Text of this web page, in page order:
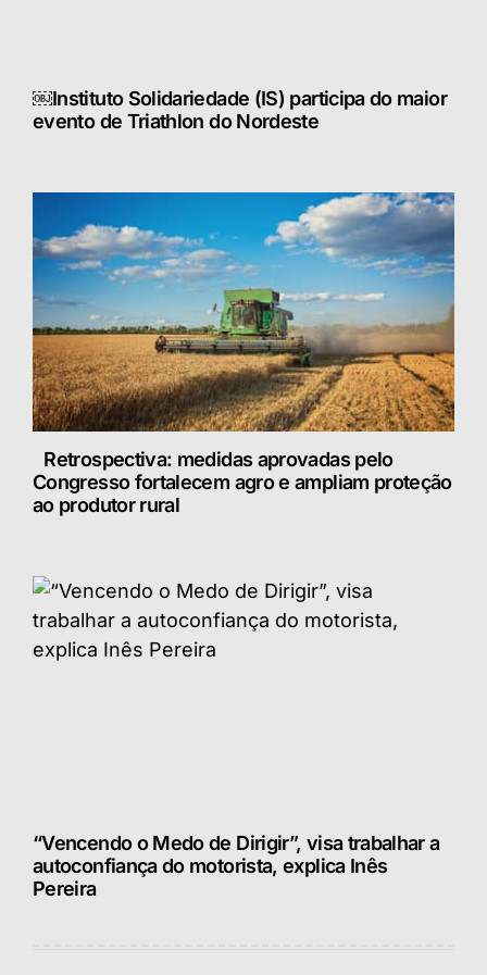
￼Instituto Solidariedade (IS) participa do maior
evento de Triathlon do Nordeste
Retrospectiva: medidas aprovadas pelo
Congresso fortalecem agro e ampliam proteção
ao produtor rural
“Vencendo o Medo de Dirigir”, visa trabalhar a
autoconfiança do motorista, explica Inês
Pereira